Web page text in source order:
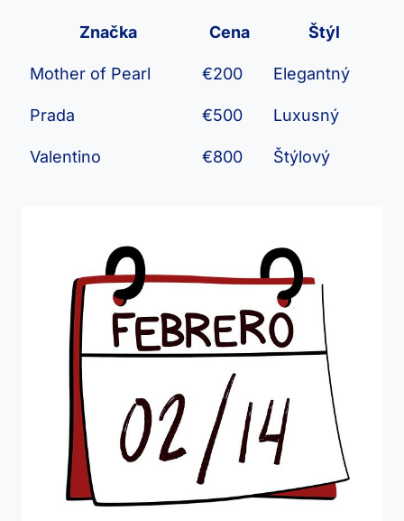
Značka Cena Štýl
Mother of Pearl €200 Elegantný
Prada €500 Luxusný
Valentino €800 Štýlový